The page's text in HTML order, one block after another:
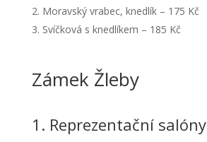
Moravský vrabec, knedlík – 175 Kč
Svíčková s knedlíkem – 185 Kč
Zámek Žleby
1. Reprezentační salóny